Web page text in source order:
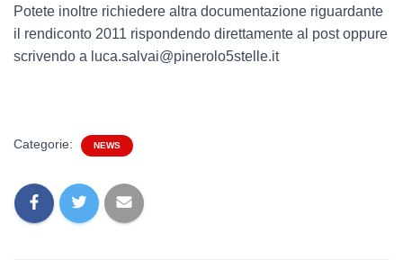
Potete inoltre richiedere altra documentazione riguardante
il rendiconto 2011 rispondendo direttamente al post oppure
scrivendo a luca.salvai@pinerolo5stelle.it
Categorie: NEWS